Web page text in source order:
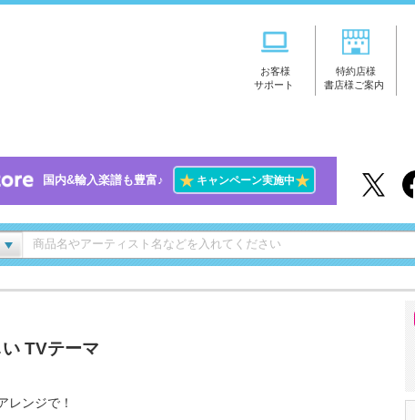
お客様
サポート
特約店様
書店様ご案内
国内&輸入楽譜も豊富♪ ★キャンペーン実施中★
TVテーマ
レンジで！